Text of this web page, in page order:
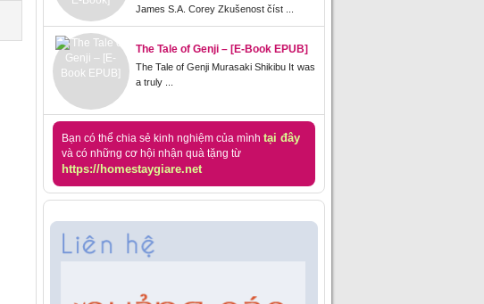
James S.A. Corey Zkušenost číst ...
The Tale of Genji – [E-Book EPUB]
The Tale of Genji Murasaki Shikibu It was
a truly ...
Bạn có thể chia sẻ kinh nghiệm của mình tại đây
và có những cơ hội nhận quà tặng từ
https://homestaygiare.net